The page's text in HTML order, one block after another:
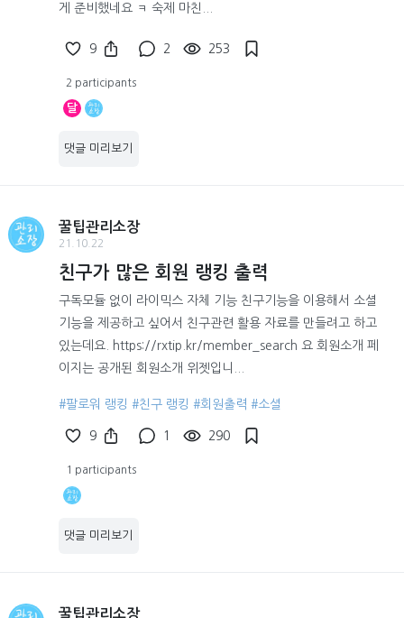
게 준비했네요 ㅋ 숙제 마친...
9 2 253
2 participants
달
댓글 미리보기
꿀팁관리소장
21.10.22
친구가 많은 회원 랭킹 출력
구독모듈 없이 라이믹스 자체 기능 친구기능을 이용해서 소셜
기능을 제공하고 싶어서 친구관련 활용 자료를 만들려고 하고
있는데요. https://rxtip.kr/member_search 요 회원소개 페
이지는 공개된 회원소개 위젯입니...
#팔로워 랭킹 #친구 랭킹 #회원출력 #소셜
9 1 290
1 participants
댓글 미리보기
꿀팁관리소장